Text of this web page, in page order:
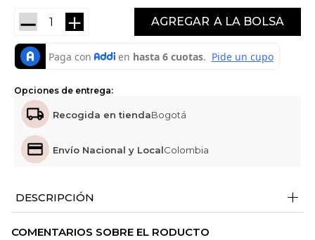
＋
－ AGREGAR
Opciones de entrega:
Recogida en tiendaBogotá
Envío Nacional y LocalColombia
DESCRIPCIÓN +
COMENTARIOS SOBRE EL RODUCTO